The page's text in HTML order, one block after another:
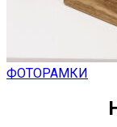
ФОТОРАМКИ